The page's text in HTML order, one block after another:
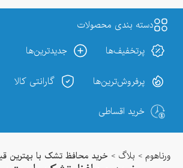
دسته بندی محصولات
پر‌تخفیف‌ها
جدیدترین‌ها
پر‌فروش‌ترین‌ها گارانتی کالا
خرید اقساطی
ورناهوم > بلاگ > خرید محافظ تشک با بهترین